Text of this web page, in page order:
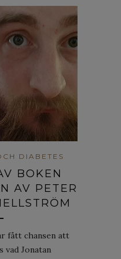
DIABETES
BOKEN
AV PETER
fått chansen att
vad Jonatan